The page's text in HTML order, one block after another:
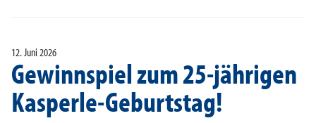
12. Juni 2026
Gewinnspiel zum 25-jährigen
Kasperle-Geburtstag!